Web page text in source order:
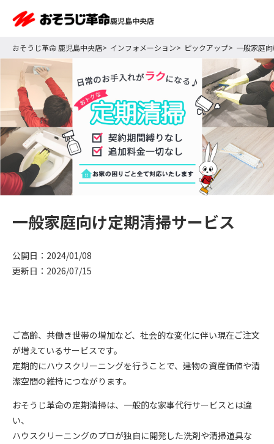
鹿児島中央店
おそうじ革命 鹿児島中央店 インフォメーション ピックアップ 一般家庭
一般家庭向け定期清掃サービス
公開日：2024/01/08
更新日：2026/07/15
ご高齢、共働き世帯の増加など、社会的な変化に伴い現在ご注文
が増えているサービスです。
定期的にハウスクリーニングを行うことで、建物の資産価値や清
潔空間の維持につながります。
おそうじ革命の定期清掃は、一般的な家事代行サービスとは違
い、
ハウスクリーニングのプロが独自に開発した洗剤や清掃道具な